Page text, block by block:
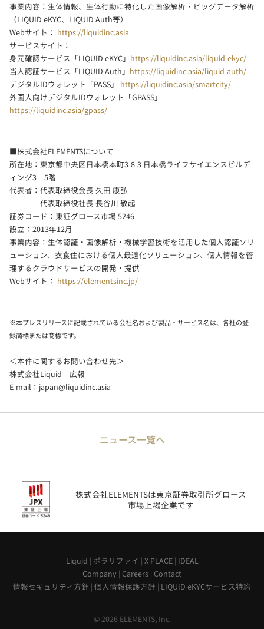
事業内容：生体情報、生体行動に特化した画像解析・ビッグデータ解析
（LIQUID eKYC、LIQUID Auth等）
Webサイト： https://liquidinc.asia
サービスサイト：
身元確認サービス「LIQUID eKYC」 https://liquidinc.asia/liquid-ekyc/
当人認証サービス「LIQUID Auth」 https://liquidinc.asia/liquid-auth/
デジタルIDウォレット「PASS」 https://liquidinc.asia/smartcity/
外国人向けデジタルIDウォレット「GPASS」
https://liquidinc.asia/gpass/
■株式会社ELEMENTSについて
所在地：東京都中央区日本橋本町3-8-3 日本橋ライフサイエンスビルデ
ィング3 5階
代表者：代表取締役会長 久田 康弘
代表取締役社長 長谷川 敬起
証券コード：東証グロース市場 5246
設立：2013年12月
事業内容：生体認証・画像解析・機械学習技術を活用した個人認証ソリ
ューション、衣食住における個人最適化ソリューション、個人情報を管
理するクラウドサービスの開発・提供
Webサイト： https://elementsinc.jp/
※本プレスリリースに記載されている会社名および製品・サービス名は、各社の登
録商標または商標です。
＜本件に関するお問い合わせ先＞
株式会社Liquid 広報
E-mail： japan@liquidinc.asia
ニュース一覧へ
株式会社ELEMENTSは東京証券取引所グロース
市場上場企業です
Liquid | ポラリファイ | X PLACE| IDEAL
Company | Careers | Contact
情報セキュリティ方針 | 個人情報保護方針 | LIQUID eKYCサービス特約
© 2026 ELEMENTS, Inc.